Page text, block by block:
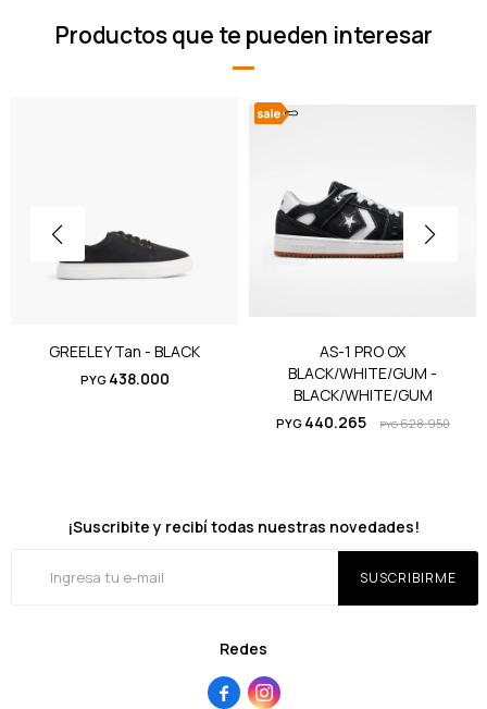
Productos que te pueden interesar
GREELEY Tan - BLACK
PYG 438.000
AS-1 PRO OX
BLACK/WHITE/GUM -
BLACK/WHITE/GUM
PYG 440.265 PYG628.950
Redes
 
¡Suscribite y recibí todas nuestras novedades!
SUSCRIBIRME